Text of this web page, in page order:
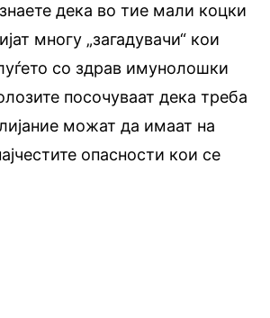
дека во тие мали коцки
многу „загадувачи“ кои
со здрав имунолошки
посочуваат дека треба
можат да имаат на
опасности кои се